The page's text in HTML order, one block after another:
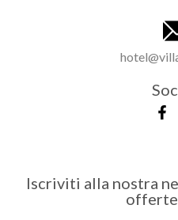
Iscriviti alla nostra
offerte